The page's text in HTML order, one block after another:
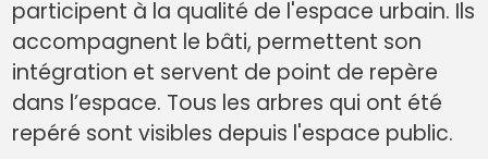
participent à la qualité de l'espace urbain. Ils
accompagnent le bâti, permettent son
intégration et servent de point de repère
dans l’espace. Tous les arbres qui ont été
repéré sont visibles depuis l'espace public.